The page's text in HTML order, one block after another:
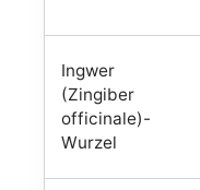
Ingwer
(Zingiber
officinale)-
Wurzel